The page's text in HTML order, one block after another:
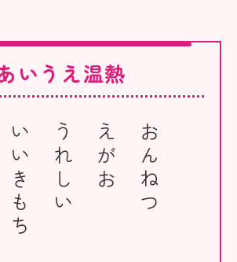
いうえ温熱
おんねつ
えがお
うれしい
いいきもち